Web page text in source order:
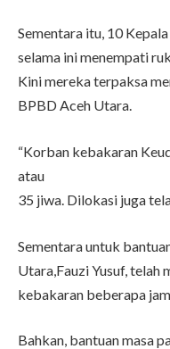
Sementara itu, 10
selama ini menempati
Kini mereka terpaksa
BPBD Aceh Utara.
“Korban kebakaran
atau
35 jiwa. Dilokasi juga
Sementara untuk
Utara,Fauzi Yusuf, telah
kebakaran beberapa
Bahkan, bantuan masa